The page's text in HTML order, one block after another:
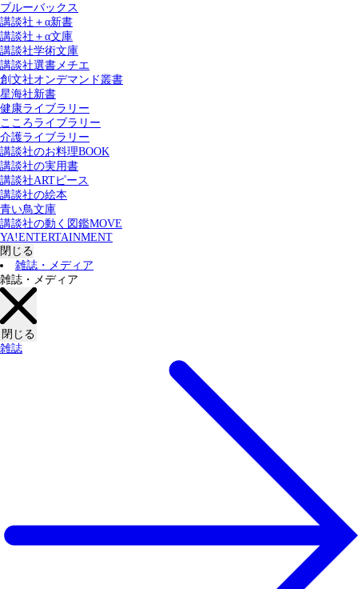
ブルーバックス
講談社＋α新書
講談社＋α文庫
講談社学術文庫
講談社選書メチエ
創文社オンデマンド叢書
星海社新書
健康ライブラリー
こころライブラリー
介護ライブラリー
講談社のお料理BOOK
講談社の実用書
講談社ARTピース
講談社の絵本
青い鳥文庫
講談社の動く図鑑MOVE
YA!ENTERTAINMENT
閉じる
雑誌・メディア
雑誌・メディア
閉じる
雑誌